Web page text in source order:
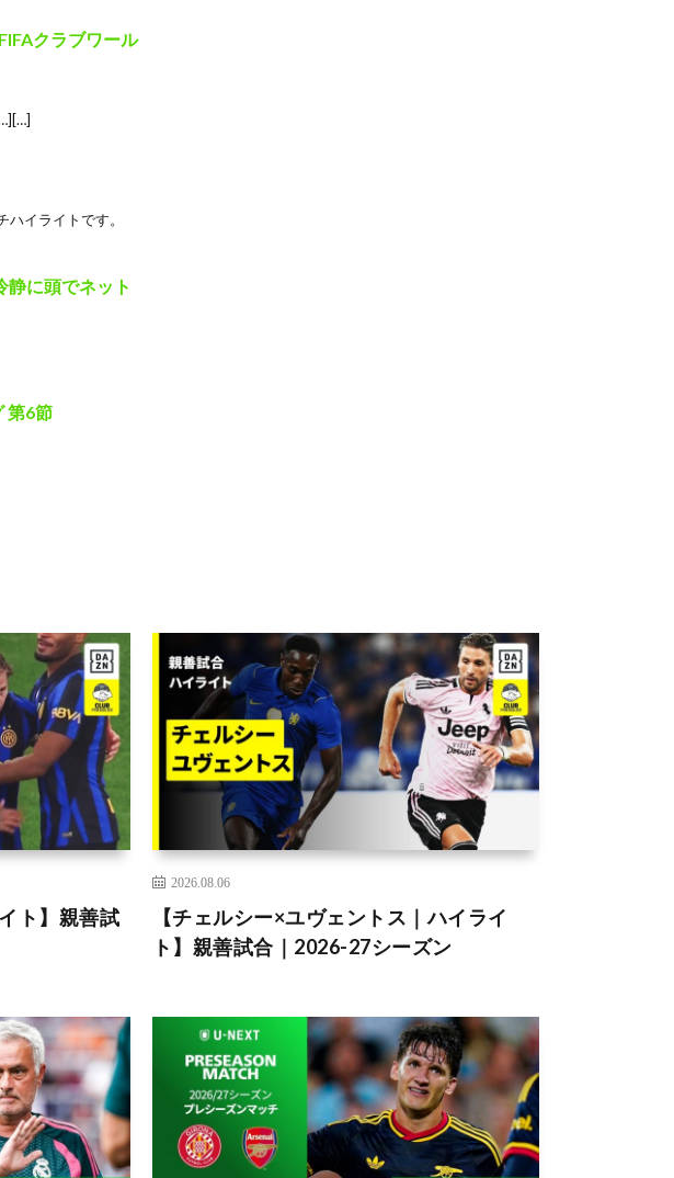
クラブワール
イライトです。
静に頭でネット
第6節
ト】親善試
2026.08.06
【チェルシー×ユヴェントス｜ハイライ
ト】親善試合｜2026-27シーズン